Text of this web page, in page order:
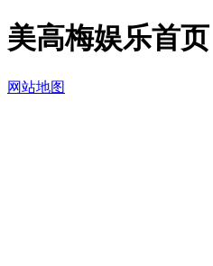
美高梅娱乐首
网站地图